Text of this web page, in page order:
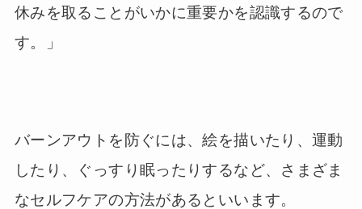
休みを取ることがいかに重要かを認識するので
す。」
バーンアウトを防ぐには、絵を描いたり、運動
したり、ぐっすり眠ったりするなど、さまざま
なセルフケアの方法があるといいます。